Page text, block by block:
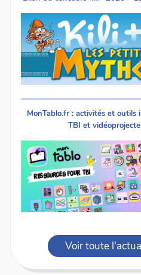
MonTablo.fr : activités et outils
TBI et
Voir toute